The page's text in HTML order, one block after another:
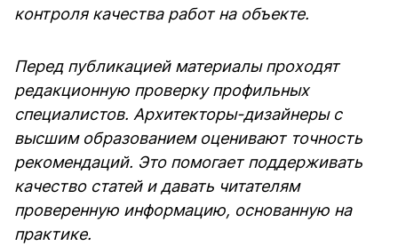
контроля качества работ на объекте.
Перед публикацией материалы проходят
редакционную проверку профильных
специалистов. Архитекторы-дизайнеры с
высшим образованием оценивают точность
рекомендаций. Это помогает поддерживать
качество статей и давать читателям
проверенную информацию, основанную на
практике.